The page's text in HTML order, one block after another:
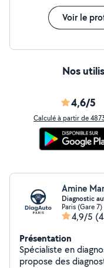
Voir le
Nos
4,6/5
Calculé à partir de
Amine
Diagnostic
Paris (Gare 7)
4,9/5
Présentation
Spécialiste en
propose des